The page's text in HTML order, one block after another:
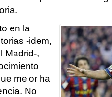
en la
-idem,
Madrid-,
mejor ha
No